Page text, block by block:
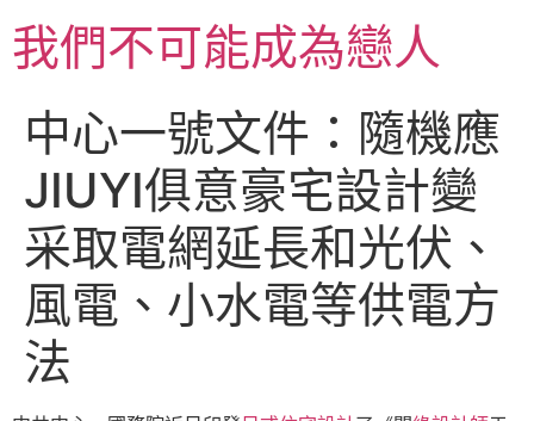
至
主我們不可能成為戀人
中心一號文件：隨機應
JIUYI俱意豪宅設計變
采取電網延長和光伏、
風電、小水電等供電方
法